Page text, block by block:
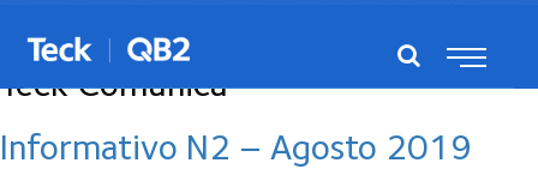
Posts de la categoría ‘Portadilla
Teck Comunica’
Informativo N2 – Agosto 2019